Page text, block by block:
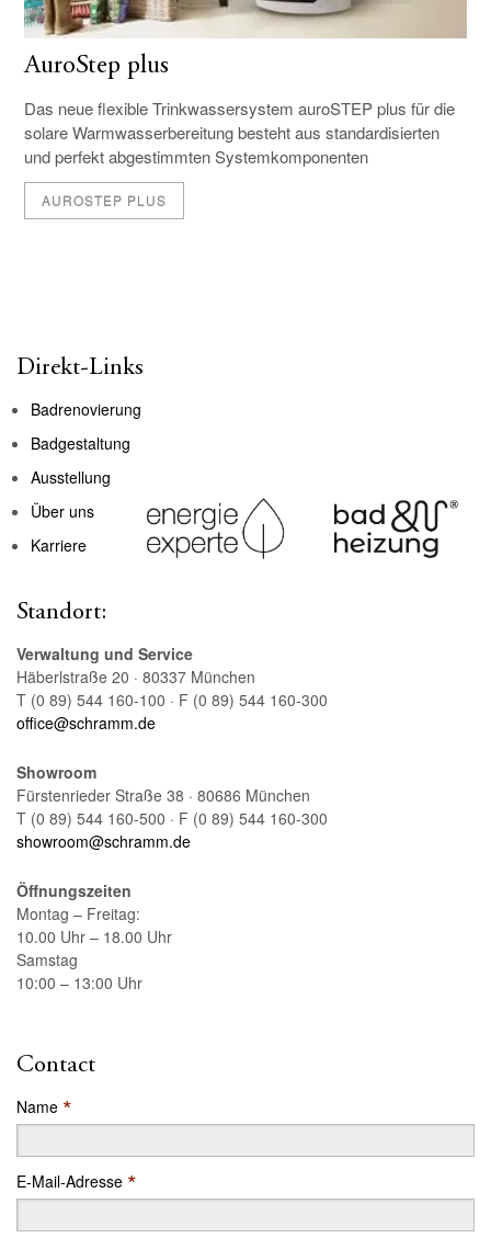
AuroStep plus
Das neue flexible Trinkwassersystem auroSTEP plus für die
solare Warmwasserbereitung besteht aus standardisierten
und perfekt abgestimmten Systemkomponenten
AUROSTEP PLUS
Direkt-Links
Badrenovierung
Badgestaltung
Ausstellung
Über uns
Karriere
Contact
Name *
E-Mail-Adresse *
Standort:
Verwaltung und Service
Häberlstraße 20 · 80337 München
T (0 89) 544 160-100 · F (0 89) 544 160-300
office@schramm.de
Showroom
Fürstenrieder Straße 38 · 80686 München
T (0 89) 544 160-500 · F (0 89) 544 160-300
showroom@schramm.de
Öffnungszeiten
Montag – Freitag:
10.00 Uhr – 18.00 Uhr
Samstag
10:00 – 13:00 Uhr